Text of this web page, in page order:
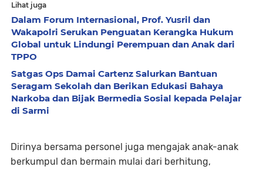
Lihat juga
Dalam Forum Internasional, Prof. Yusril dan
Wakapolri Serukan Penguatan Kerangka Hukum
Global untuk Lindungi Perempuan dan Anak dari
TPPO
Satgas Ops Damai Cartenz Salurkan Bantuan
Seragam Sekolah dan Berikan Edukasi Bahaya
Narkoba dan Bijak Bermedia Sosial kepada Pelajar
di Sarmi
Dirinya bersama personel juga mengajak anak-anak
berkumpul dan bermain mulai dari berhitung,